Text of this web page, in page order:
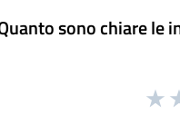
sono chiare le